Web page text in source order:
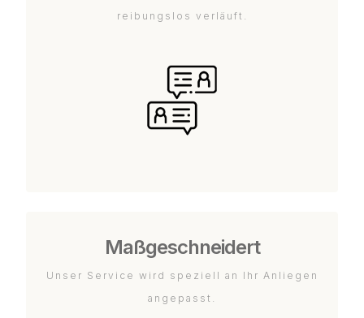
reibungslos verläuft.
Maßgeschneidert
Unser Service wird speziell an Ihr Anliegen
angepasst.